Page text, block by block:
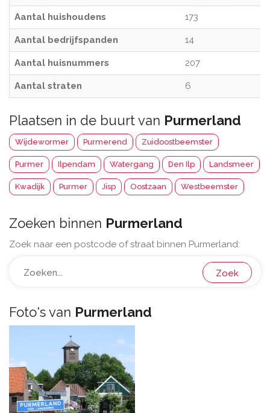
Aantal huishoudens 173
Aantal bedrijfspanden 14
Aantal huisnummers 207
Aantal straten 6
Plaatsen in de buurt van Purmerland
Wijdewormer Purmerend Zuidoostbeemster
Purmer Ilpendam Watergang Den Ilp Landsmeer
Kwadijk Purmer Jisp Oostzaan Westbeemster
Zoeken binnen Purmerland
Zoek naar een postcode of straat binnen Purmerland:
Zoek
Foto's van Purmerland